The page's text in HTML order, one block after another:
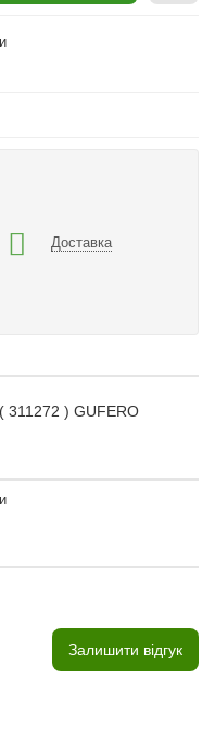
Доставка
311272 ) GUFERO
Залишити відгук